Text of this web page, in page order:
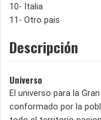
10- Italia
11- Otro pais
Descripción
Universo
El universo para la
conformado por la